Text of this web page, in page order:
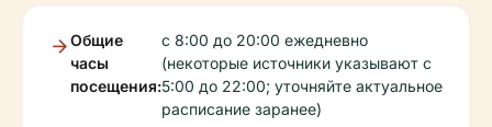
Общие
часы
посещения:
с 8:00 до 20:00 ежедневно
(некоторые источники указывают с
5:00 до 22:00; уточняйте актуальное
расписание заранее)